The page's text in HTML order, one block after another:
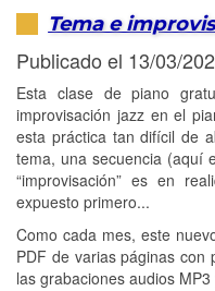
Tema e
Publicado el 13/03/
Esta clase de piano
improvisación jazz en el
esta práctica tan difícil de
tema, una secuencia (aquí
“improvisación” es en
expuesto primero...
Como cada mes, este
PDF de varias páginas con
las grabaciones audios